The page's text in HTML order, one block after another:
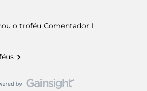
o troféu Comentador I